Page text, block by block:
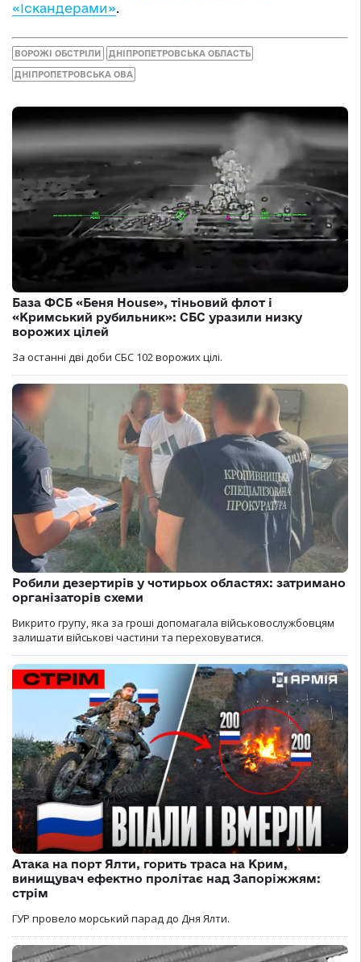
«Іскандерами».
ВОРОЖІ ОБСТРІЛИ ДНІПРОПЕТРОВСЬКА ОБЛАСТЬ
ДНІПРОПЕТРОВСЬКА ОВА
База ФСБ «Беня House», тіньовий флот і
«Кримський рубильник»: СБС уразили низку
ворожих цілей
За останні дві доби СБС 102 ворожих цілі.
Робили дезертирів у чотирьох областях: затримано
організаторів схеми
Викрито групу, яка за гроші допомагала військовослужбовцям
залишати військові частини та переховуватися.
Атака на порт Ялти, горить траса на Крим,
винищувач ефектно пролітає над Запоріжжям:
стрім
ГУР провело морський парад до Дня Ялти.